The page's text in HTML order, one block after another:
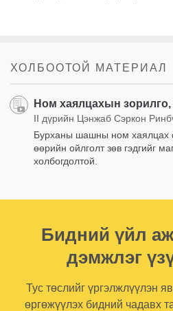
ХОЛБООТОЙ МАТЕРИАЛ
Ном хаялцахын зорилго,
II дүрийн Цэнжаб Сэркон
Бурханы шашны ном хаялцах
өөрийн ойлголт зөв гэдгийг
холбогдолтой.
Бидний үйл
дэмжлэг
Тус төслийг үргэлжлүүлэн
өргөжүүлэх бидний чадавх